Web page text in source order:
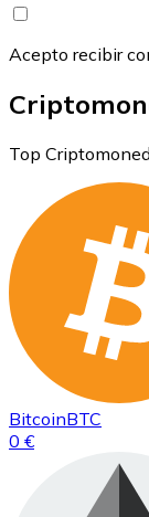
Acepto recibir
Top
BitcoinBTC
0 €